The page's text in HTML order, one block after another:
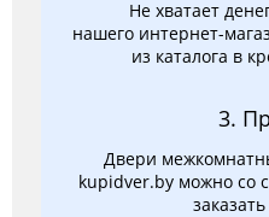
Не хватает
нашего интернет-
из каталога в
3.
Двери
kupidver.by можно со